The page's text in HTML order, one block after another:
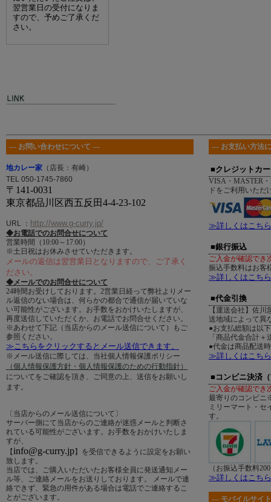
翌営業日の受付になりま
すので、予めご了承くだ
さい。
― お問い合わせについて ―
地カレー家 （店長：有崎）
TEL 050-1745-7860
〒141-0031
東京都品川区西五反田4-4-23-102
URL ： http://www.g-curry.jp/
◆お電話でのお問合せについて
営業時間（10:00～17:00）
※土日祝はお休みさせていただきます。
メールの返信は翌営業日となりますので、ご了承く
ださい。
◆メールでのお問合せについて
24時間お受けしております。2営業日経って弊社よりメー
ル返信のない場合は、何らかの都合で通信が届いていな
い可能性がございます。お手数をおかけいたしますが、
再度送信していただくか、お電話でお問合せください。
※あわせて下記（当店からのメール送信について）もご
参照ください。
≫こちらをクリックするとメール送信できます。
※メール送信に際しては、当社個人情報保護ポリシー
（個人情報保護方針・個人情報保護のための行動指針）
についてをご確認を頂き、ご同意の上、送信をお願いし
ます。
〔当店からのメール送信について〕
サーバー側にて当店からのご連絡が迷惑メールと判断さ
れている可能性がございます。お手数をおかけいたしま
すが、
【 info@g-curry.jp】を受信できるように設定をお願い
致します。
当店では、ご購入いただいたお客様全員に発送通知メー
ル等、ご連絡メールをお送りしております。 メールで連
絡できず、緊急の用件がある場合は電話でご連絡するこ
とがございます。
― お支払い方法
■クレジットカ
VISA・MASTER
ドをご利用いただ
≫詳しくはこち
■銀行振込
ご入金が確認でき
振込手数料はお客
≫詳しくはこち
■代金引換
【運送会社】佐
送地域によって異
●お支払総額は以
「商品代金合計
●代金は商品配送
≫詳しくはこち
■コンビニ決済
ご入金が確認でき
最寄りのコンビニ
ミリーマート・セ
す。
（お振込手数料
≫詳しくはこち
― モバイルサイ